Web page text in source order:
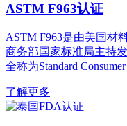
ASTM F963认证
ASTM F963是由美国材
商务部国家标准局主持
全称为Standard
了解更多